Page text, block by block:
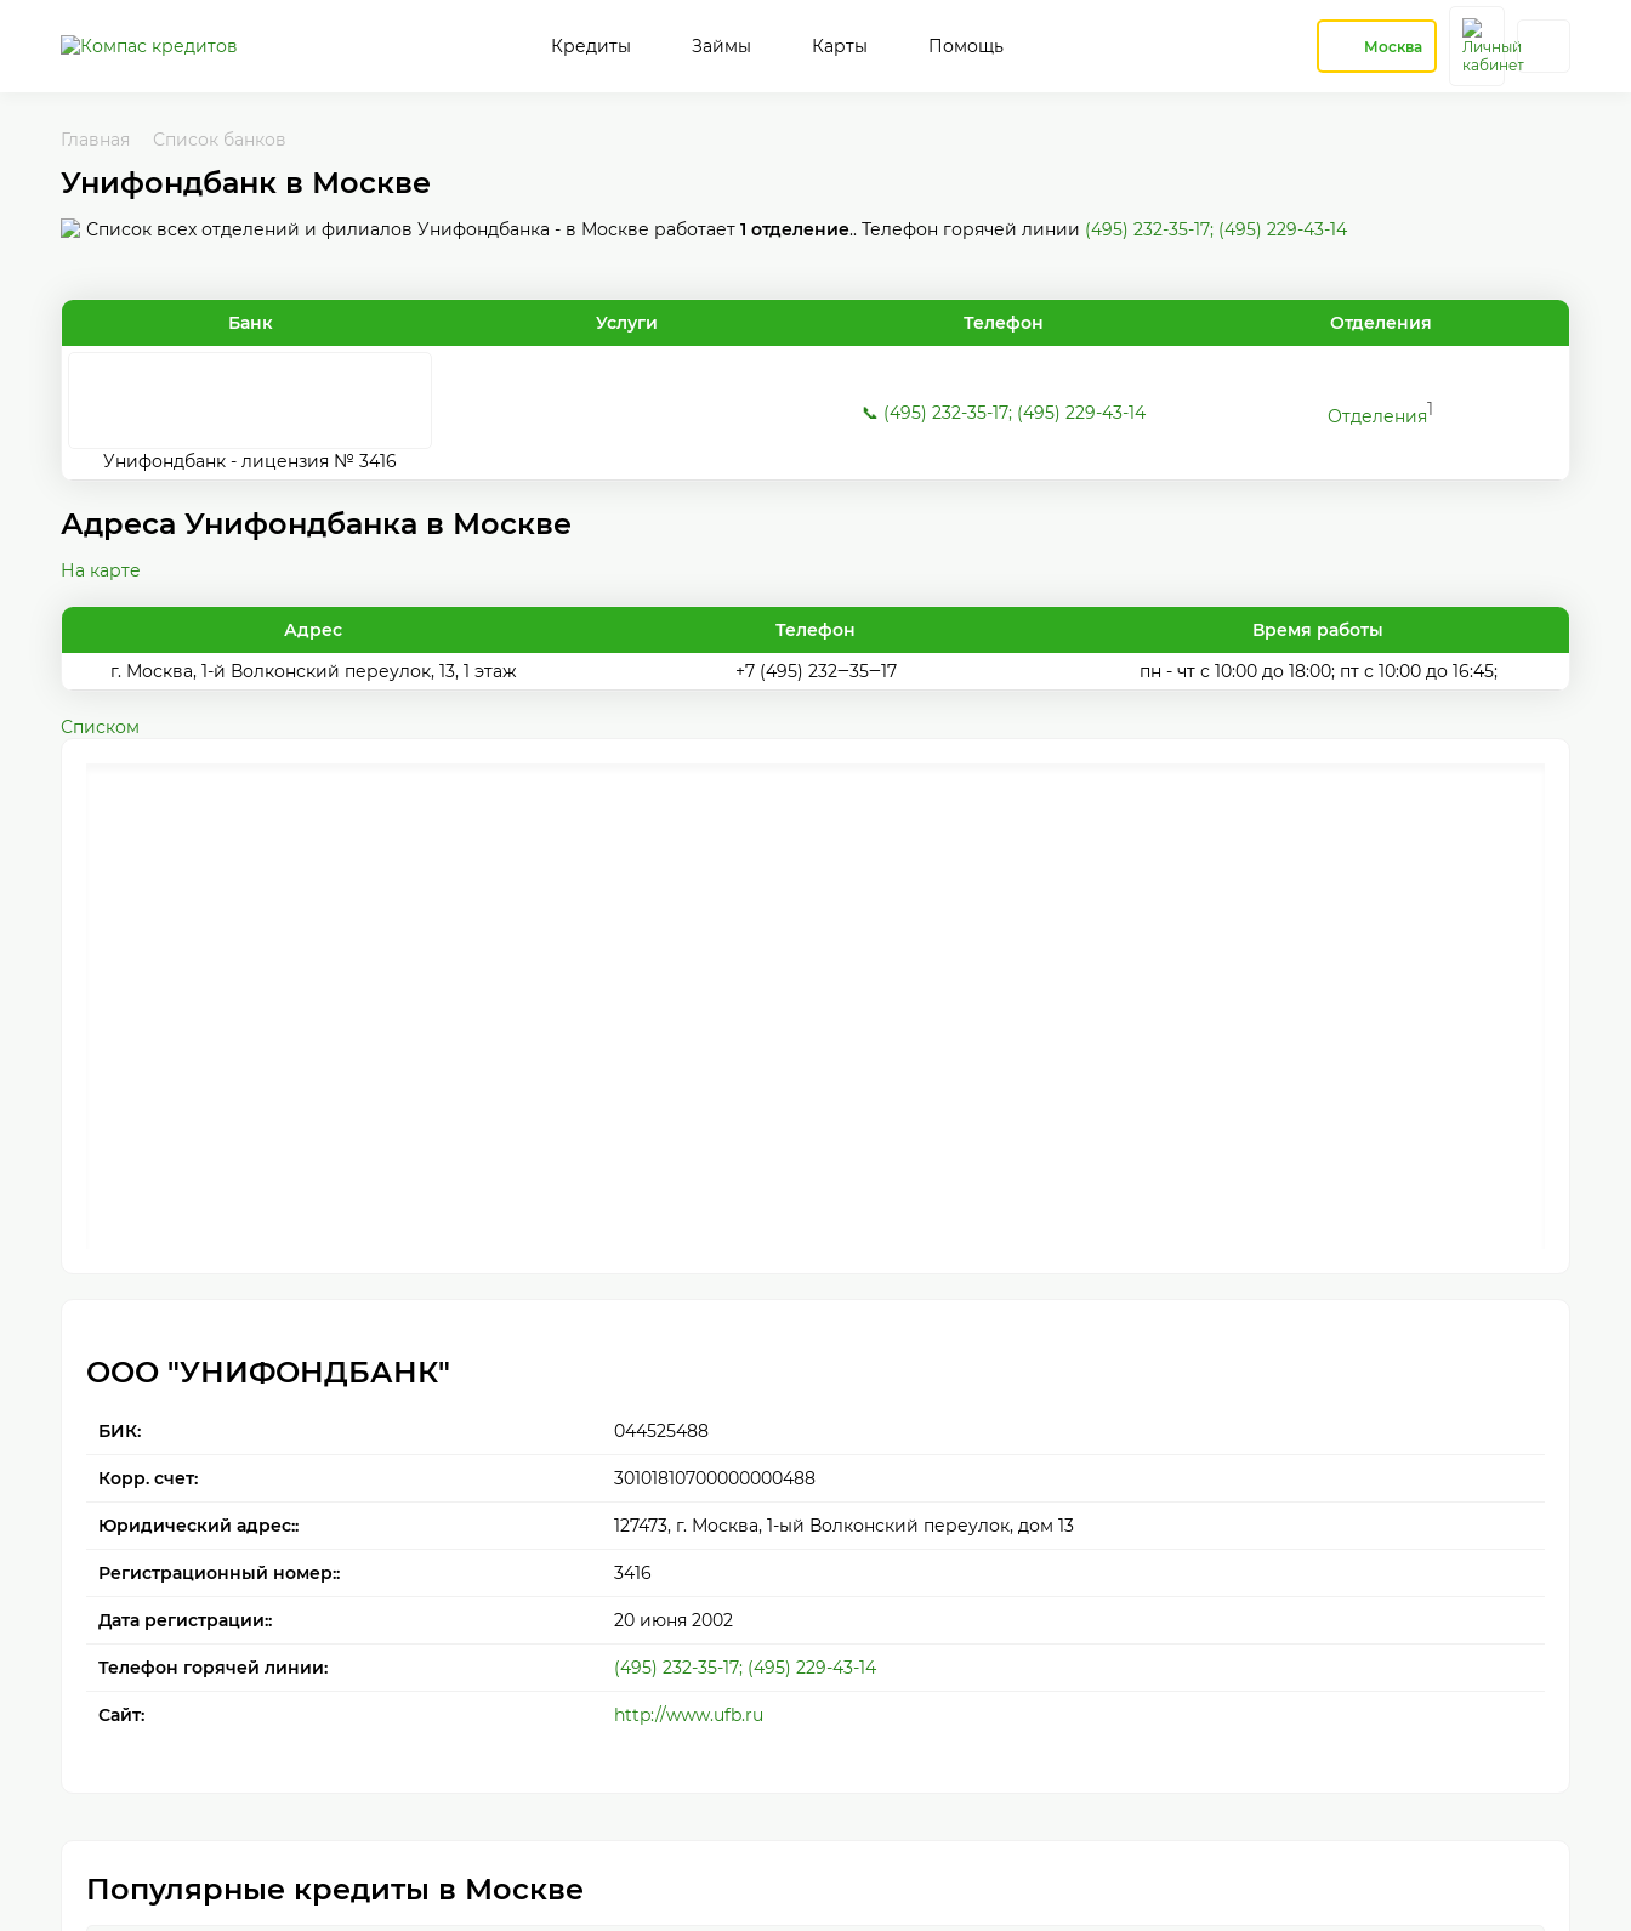
Кредиты Займы Карты Помощь Москва
Главная Список банков
Унифондбанк в Москве
Список всех отделений и филиалов Унифондбанка - в Москве работает 1 отделение.. Телефон горячей линии (495) 232-35-17; (495) 229-43-14
Банк Услуги Телефон Отделения
Унифондбанк - лицензия № 3416
📞 (495) 232-35-17; (495) 229-43-14 Отделения1
Адреса Унифондбанка в Москве
На карте
Адрес Телефон
Время работы
г. Москва, 1-й Волконский переулок, 13, 1 этаж
+7 (495) 232‒35‒17 пн - чт с 10:00 до 18:00; пт с 10:00 до 16:45;
Списком
ООО "УНИФОНДБАНК"
БИК: 044525488
Корр. счет: 30101810700000000488
Юридический адрес:: 127473, г. Москва, 1-ый Волконский переулок, дом 13
Регистрационный номер:: 3416
Дата регистрации:: 20 июня 2002
Телефон горячей линии: (495) 232-35-17; (495) 229-43-14
Сайт: http://www.ufb.ru
Популярные кредиты в Москве